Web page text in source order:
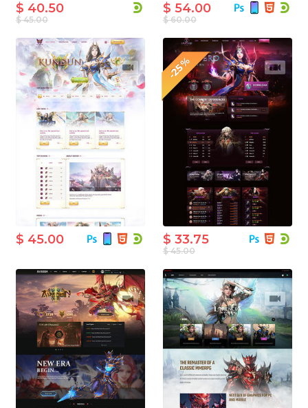
$ 45.00
$ 40.50
$ 60.00
$ 54.00
$ 45.00
-25%
$ 45.00
$ 33.75